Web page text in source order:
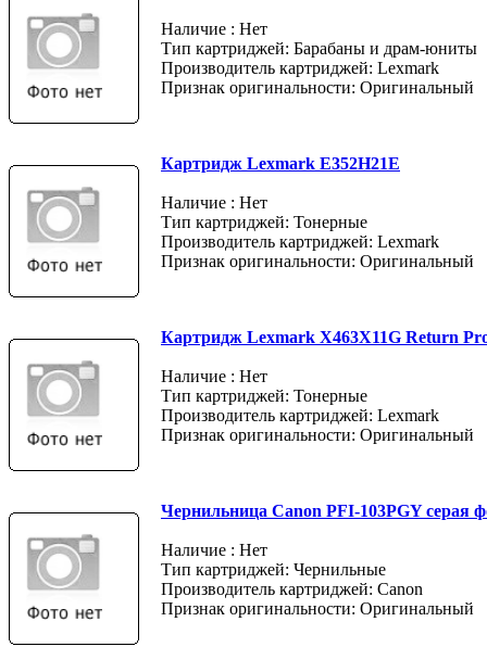
Наличие : Нет
Тип картриджей: Барабаны и драм-юниты
Производитель картриджей: Lexmark
Признак оригинальности: Оригинальный
Картридж Lexmark E352H21E
Наличие : Нет
Тип картриджей: Тонерные
Производитель картриджей: Lexmark
Признак оригинальности: Оригинальный
Картридж Lexmark X463X11G Return
Наличие : Нет
Тип картриджей: Тонерные
Производитель картриджей: Lexmark
Признак оригинальности: Оригинальный
Чернильница Canon PFI-103PGY серая
Наличие : Нет
Тип картриджей: Чернильные
Производитель картриджей: Canon
Признак оригинальности: Оригинальный